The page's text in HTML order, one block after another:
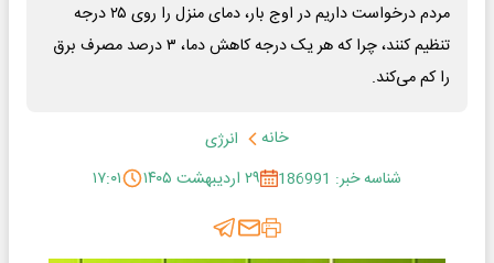
مردم درخواست داریم در اوج بار، دمای منزل را روی ۲۵ درجه
تنظیم کنند، چرا که هر یک درجه کاهش دما، ۳ درصد مصرف برق
را کم می‌کند.
خانه
انرژی
شناسه خبر: 186991
۲۹ اردیبهشت ۱۴۰۵ ۱۷:۰۱